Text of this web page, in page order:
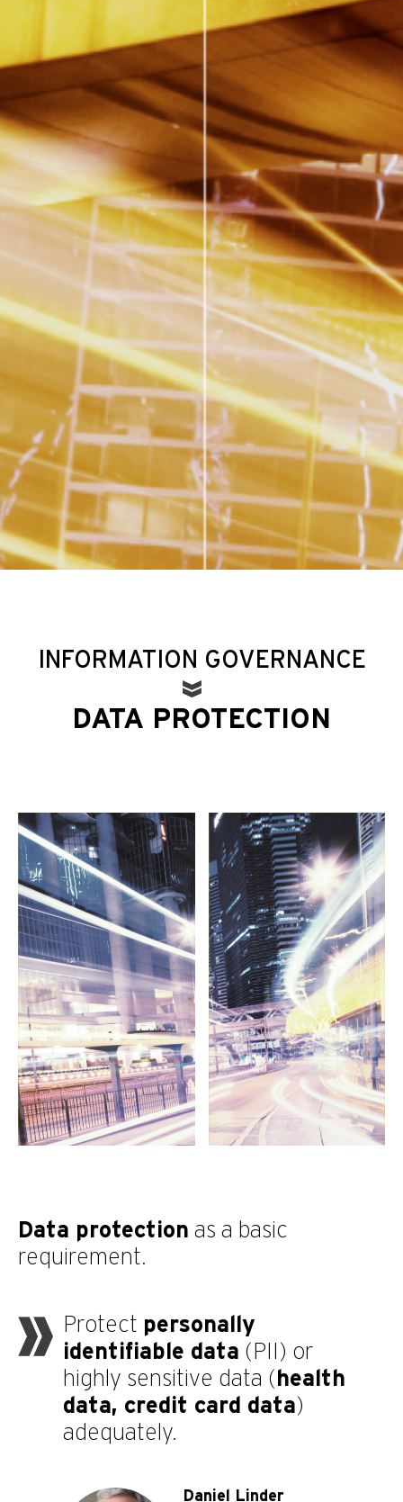
INFORMATION GOVERNANCE
DATA PROTECTION
Data protection as a basic
requirement.
Protect personally
identifiable data (PII) or
highly sensitive data ( health
data, credit card data)
adequately.
Daniel Linder